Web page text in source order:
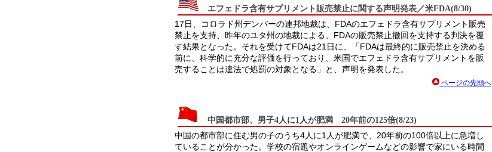
エフェドラ含有サプリメント販売禁止に関する声明発表／米FDA(8/30)
17日、コロラド州デンバーの連邦地裁は、FDAのエフェドラ含有サプリメント販売
禁止を支持、昨年のユタ州の地裁による、FDAの販売禁止撤回を支持する判決を覆
す結果となった。それを受けてFDAは21日に、「FDAは最終的に販売禁止を決める
前に、科学的に充分な評価を行っており、米国でエフェドラ含有サプリメントを販
売することは違法で処罰の対象となる」と、声明を発表した。
ページの先頭へ
中国都市部、男子4人に1人が肥満 20年前の125倍(8/23)
中国の都市部に住む男の子のうち4人に1人が肥満で、20年前の100倍以上に急増し
ていることが分かった。学校の宿題やオンラインゲームなどの影響で家にいる時間